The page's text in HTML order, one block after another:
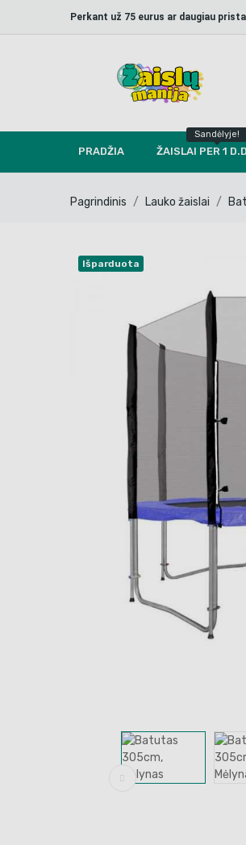
Perkant už 75 eurus ar daugiau
PRADŽIA ŽAISLAI PER 1 D.D
Sandėlyje!
Pagrindinis Lauko žaislai
Išparduota